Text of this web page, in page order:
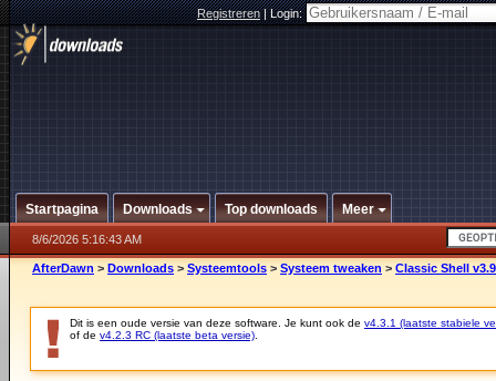
Registreren|Login:
Startpagina Downloads Top downloads Meer
8/6/2026 5:16:43 AM
AfterDawn > Downloads > Systeemtools > Systeem tweaken > Classic Shell
Dit is een oude versie van deze software. Je kunt ook de v4.3.1 (laatste stabiele
of de v4.2.3 RC (laatste beta versie)